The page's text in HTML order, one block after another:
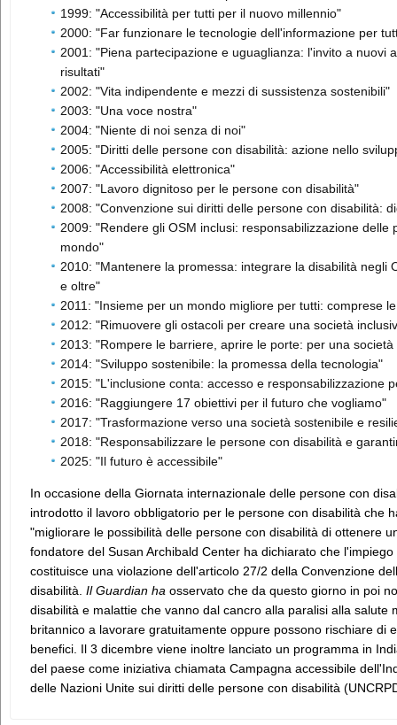
1999: "Accessibilità per tutti per il nuovo millennio"
2000: "Far funzionare le tecnologie dell'informazione per
2001: "Piena partecipazione e uguaglianza: l'invito a nuovi
risultati"
2002: "Vita indipendente e mezzi di sussistenza sostenibili"
2003: "Una voce nostra"
2004: "Niente di noi senza di noi"
2005: "Diritti delle persone con disabilità: azione nello
2006: "Accessibilità elettronica"
2007: "Lavoro dignitoso per le persone con disabilità"
2008: "Convenzione sui diritti delle persone con disabilità:
2009: "Rendere gli OSM inclusi: responsabilizzazione
mondo"
2010: "Mantenere la promessa: integrare la disabilità negli
e oltre"
2011: "Insieme per un mondo migliore per tutti: comprese
2012: "Rimuovere gli ostacoli per creare una società
2013: "Rompere le barriere, aprire le porte: per una
2014: "Sviluppo sostenibile: la promessa della tecnologia"
2015: "L'inclusione conta: accesso e responsabilizzazione
2016: "Raggiungere 17 obiettivi per il futuro che vogliamo"
2017: "Trasformazione verso una società sostenibile e
2018: "Responsabilizzare le persone con disabilità e
2025: "Il futuro è accessibile"
In occasione della Giornata internazionale delle persone con
introdotto il lavoro obbligatorio per le persone con disabilità che
"migliorare le possibilità delle persone con disabilità di ottenere
fondatore del Susan Archibald Center ha dichiarato che
costituisce una violazione dell'articolo 27/2 della Convenzione
disabilità. Il Guardian ha osservato che da questo giorno in poi
disabilità e malattie che vanno dal cancro alla paralisi alla
britannico a lavorare gratuitamente oppure possono rischiare di
benefici. Il 3 dicembre viene inoltre lanciato un programma in
del paese come iniziativa chiamata Campagna accessibile
delle Nazioni Unite sui diritti delle persone con disabilità